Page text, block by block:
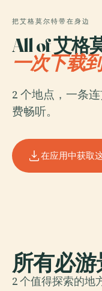
把艾格莫尔特带在身边
All of 艾格
一次下载
2 个地点，一条
费畅听。
在应用中获取
所有必
2 个值得探索的地